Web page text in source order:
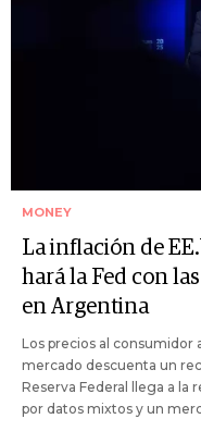
MONEY
La inflación de
hará la Fed con
en Argentina
Los precios al consumidor
mercado descuenta un
Reserva Federal llega a la
por datos mixtos y un